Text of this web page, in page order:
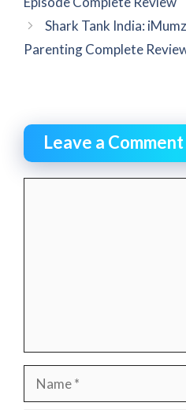
Shark Tank India:
Parenting Complete
Leave a Comment
Name